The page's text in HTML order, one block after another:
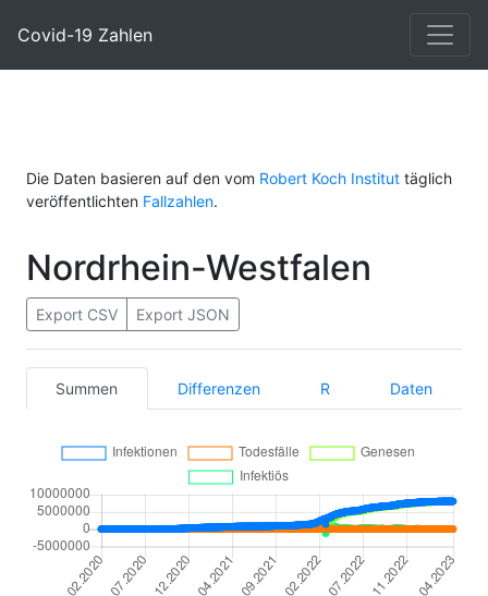
Covid-19 Zahlen
Die Daten basieren auf den vom Robert Koch Institut täglich
veröffentlichten Fallzahlen.
Nordrhein-Westfalen
Export CSV Export JSON
Summen Differenzen R Daten